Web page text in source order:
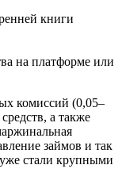
книги
на платформе или
комиссий (0,05–
а также
займов и так
стали крупными